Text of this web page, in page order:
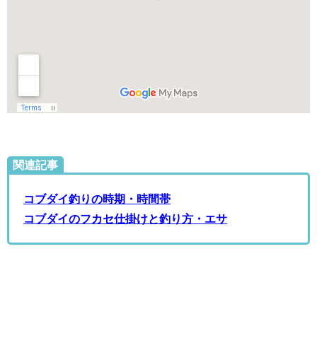
関連記事
コブダイ釣りの時期・時間帯
コブダイのフカセ仕掛けと釣り方・エサ